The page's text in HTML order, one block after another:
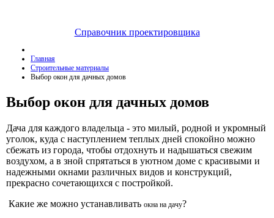
Справочник проектировщика
Главная
Строительные материалы
Выбор окон для дачных домов
Выбор окон для дачных домов
Дача для каждого владельца - это милый, родной и укромный
уголок, куда с наступлением теплых дней спокойно можно
сбежать из города, чтобы отдохнуть и надышаться свежим
воздухом, а в зной спрятаться в уютном доме с красивыми и
надежными окнами различных видов и конструкций,
прекрасно сочетающихся с постройкой.
Какие же можно устанавливать окна на дачу?